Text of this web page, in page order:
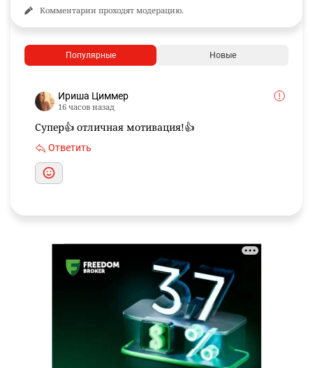
Комментарии проходят модерацию.
Популярные Новые
Ириша Циммер
16 часов назад
Супер👍 отличная мотивация!👍
Ответить